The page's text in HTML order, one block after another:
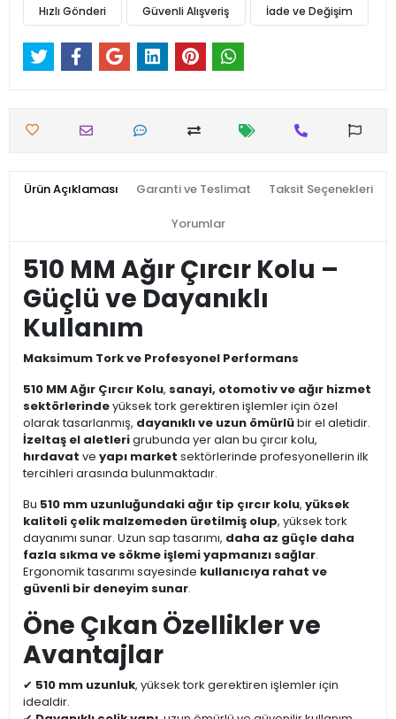
Hızlı Gönderi Güvenli Alışveriş İade ve Değişim
Ürün Açıklaması Garanti ve Teslimat Taksit Seçenekleri
Yorumlar
510 MM Ağır Çırcır Kolu –
Güçlü ve Dayanıklı
Kullanım
Maksimum Tork ve Profesyonel Performans
510 MM Ağır Çırcır Kolu, sanayi, otomotiv ve ağır hizmet
sektörlerindeyüksek tork gerektiren işlemler için özel
olarak tasarlanmış, dayanıklı ve uzun ömürlübir el aletidir.
İzeltaş el aletlerigrubunda yer alan bu çırcır kolu,
hırdavat ve yapı market sektörlerinde profesyonellerin ilk
tercihleri arasında bulunmaktadır.
Bu 510 mm uzunluğundaki ağır tip çırcır kolu, yüksek
kaliteli çelik malzemeden üretilmiş olup, yüksek tork
dayanımı sunar. Uzun sap tasarımı, daha az güçle daha
fazla sıkma ve sökme işlemi yapmanızı sağlar.
Ergonomik tasarımı sayesinde kullanıcıya rahat ve
güvenli bir deneyim sunar.
Öne Çıkan Özellikler ve
Avantajlar
✔ 510 mm uzunluk, yüksek tork gerektiren işlemler için
idealdir.